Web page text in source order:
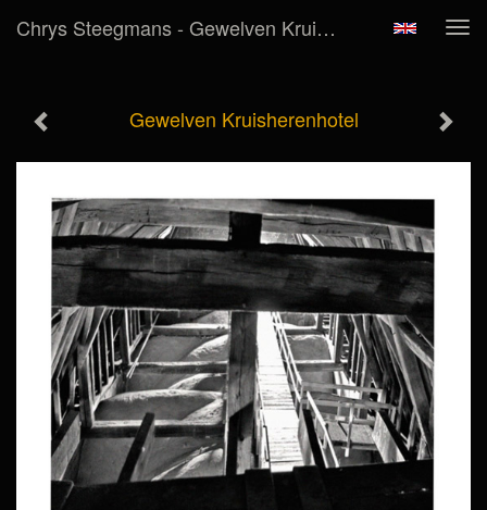
Chrys Steegmans - Gewelven Kruisherenhotel
Gewelven Kruisherenhotel